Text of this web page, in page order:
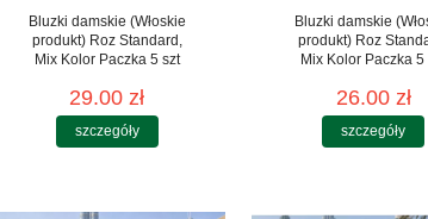
Bluzki damskie (Włoskie
produkt) Roz Standard,
Mix Kolor Paczka 5 szt
29.00 zł
szczegóły
Bluzki damskie
produkt) Roz
Mix Kolor Paczka 5
26.00 zł
szczegóły